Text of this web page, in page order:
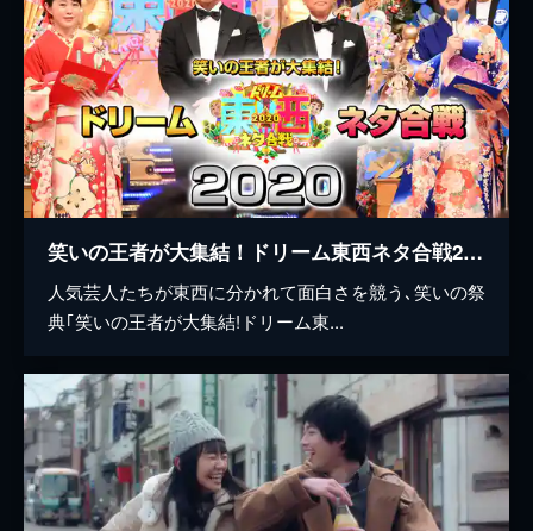
笑いの王者が大集結！ドリーム東西ネタ合戦2020
人気芸人たちが東西に分かれて面白さを競う､笑いの祭
典｢笑いの王者が大集結!ドリーム東...